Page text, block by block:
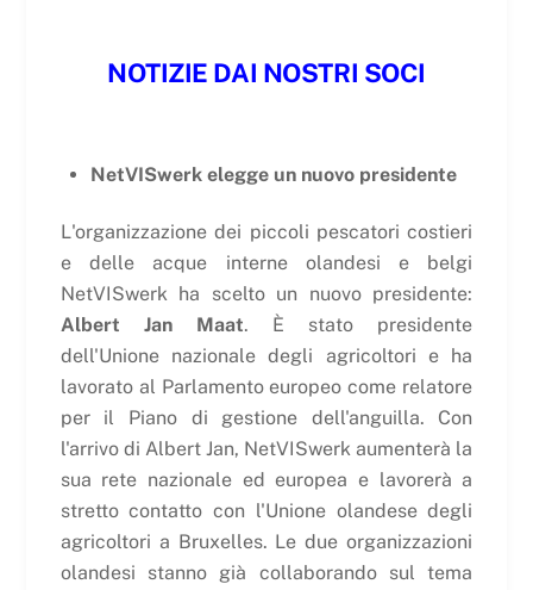
NOTIZIE DAI NOSTRI SOCI
NetVISwerk elegge un nuovo presidente
L'organizzazione dei piccoli pescatori costieri
e delle acque interne olandesi e belgi
NetVISwerk ha scelto un nuovo presidente:
Albert Jan Maat. È stato presidente
dell'Unione nazionale degli agricoltori e ha
lavorato al Parlamento europeo come relatore
per il Piano di gestione dell'anguilla. Con
l'arrivo di Albert Jan, NetVISwerk aumenterà la
sua rete nazionale ed europea e lavorerà a
stretto contatto con l'Unione olandese degli
agricoltori a Bruxelles. Le due organizzazioni
olandesi stanno già collaborando sul tema